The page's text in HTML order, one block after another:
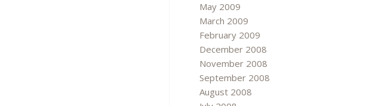
May 2009
March 2009
February 2009
December 2008
November 2008
September 2008
August 2008